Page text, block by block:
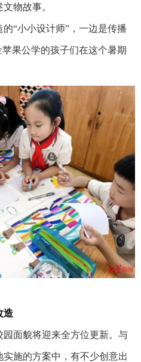
物故事。
“小小设计师”，一边是传播
果公学的孩子们在这个暑期
造
面貌将迎来全方位更新。与
施的方案中，有不少创意出